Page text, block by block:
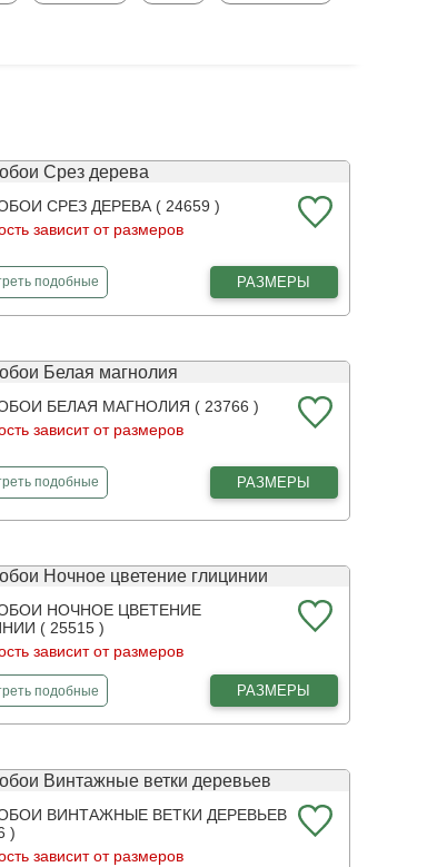
СРЕЗ ДЕРЕВА ( 24659 )
зависит от размеров
фотообои
подобныеСрез дерева РАЗМЕРЫ
БЕЛАЯ МАГНОЛИЯ ( 23766 )
зависит от размеров
фотообои
подобныеБелая магнолия РАЗМЕРЫ
НОЧНОЕ ЦВЕТЕНИЕ
( 25515 )
зависит от размеров
фотообои
подобныеНочное цветение глицинииРАЗМЕРЫ
ВИНТАЖНЫЕ ВЕТКИ ДЕРЕВЬЕВ
)
зависит от размеров